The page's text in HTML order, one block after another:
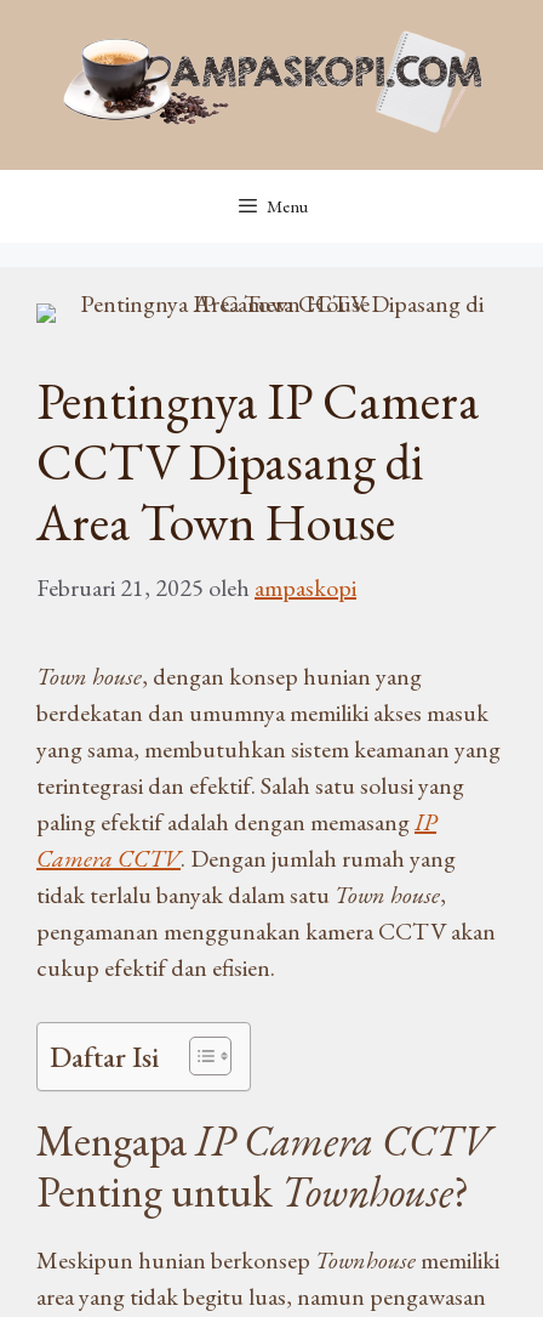
Menu
Pentingnya IP Camera
CCTV Dipasang di
Area Town House
Februari 21, 2025 oleh ampaskopi
Town house, dengan konsep hunian yang
berdekatan dan umumnya memiliki akses masuk
yang sama, membutuhkan sistem keamanan yang
terintegrasi dan efektif. Salah satu solusi yang
paling efektif adalah dengan memasangIP
Camera CCTV. Dengan jumlah rumah yang
tidak terlalu banyak dalam satu Town house,
pengamanan menggunakan kamera CCTV akan
cukup efektif dan efisien.
Daftar Isi
MengapaIP Camera CCTV
Penting untuk Townhouse?
Meskipun hunian berkonsep Townhousememiliki
area yang tidak begitu luas, namun pengawasan